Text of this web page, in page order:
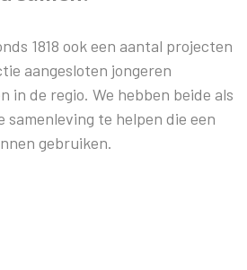
1818 ook een aantal projecten
aangesloten jongeren
in de regio. We hebben beide als
samenleving te helpen die een
gebruiken.